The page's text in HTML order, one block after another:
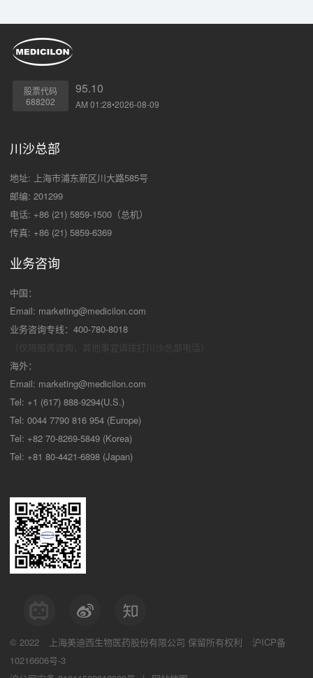
股票代码
688202
95.10
AM 01:28•2026-08-09
川沙总部
地址: 上海市浦东新区川大路585号
邮编: 201299
电话: +86 (21) 5859-1500（总机）
传真: +86 (21) 5859-6369
业务咨询
中国：
Email: marketing@medicilon.com
业务咨询专线：400-780-8018
海外：
Email: marketing@medicilon.com
Tel: +1 (617) 888-9294(U.S.)
Tel: 0044 7790 816 954 (Europe)
Tel: +82 70-8269-5849 (Korea)
Tel: +81 80-4421-6898 (Japan)
© 2022 上海美迪西生物医药股份有限公司 保留所有权利
沪ICP备
10216606号-3